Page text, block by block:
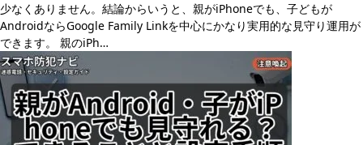
少なくありません。結論からいうと、親がiPhoneでも、子どもが
AndroidならGoogle Family Linkを中心にかなり実用的な見守り運用が
できます。 親のiPh…